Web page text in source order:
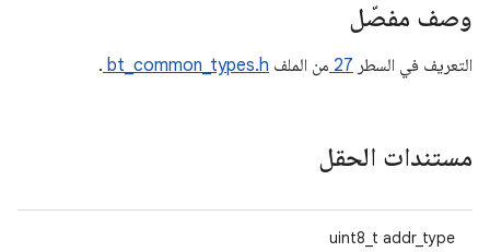
وصف مفصّل
التعريف في السطر 27 من الملف bt_common_types.h
.
مستندات الحقل
uint8_t addr_type